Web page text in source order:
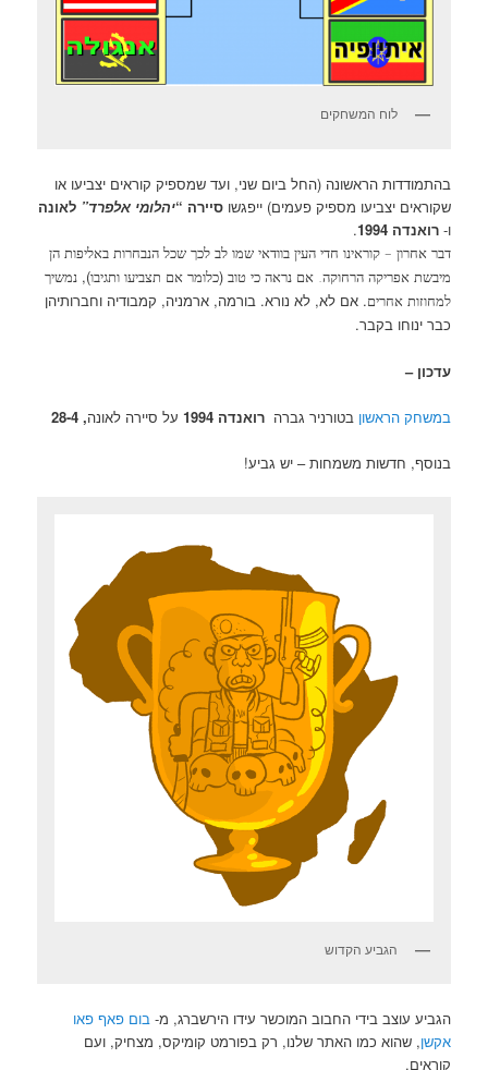
לוח המשחקים
בהתמודדות הראשונה (החל ביום שני, ועד שמספיק קוראים יצביעו או
שקוראים יצביעו מספיק פעמים) ייפגשוסיירה “יהלומי אלפרד” לאונה
ו-רואנדה 1994 .
דבר אחרון – קוראינו חדי העין בוודאי שמו לב לכך שכל הנבחרות באליפות הן
מיבשת אפריקה הרחוקה. אם נראה כי טוב(כלומר אם תצביעו ותגיבו),נמשיך
למחוזות אחרים. אם לא, לא נורא. בורמה, ארמניה, קמבודיה וחברותיהן
כבר ינוחו בקבר.
עדכון –
במשחק הראשון בטורניר גברהרואנדה 1994 על סיירה לאונה, 28-4
בנוסף, חדשות משמחות – יש גביע!
הגביע הקדוש
הגביע עוצב בידי החבוב המוכשר עידו הירשברג, מ-בום פאף פאו
אקשן, שהוא כמו האתר שלנו, רק בפורמט קומיקס, מצחיק, ועם
קוראים.